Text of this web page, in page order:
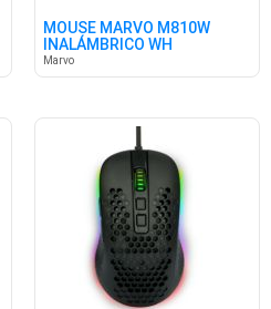
MOUSE MARVO M810W
INALÁMBRICO WH
Marvo